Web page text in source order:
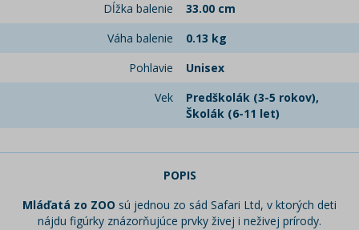
Dĺžka balenie
33.00 cm
Váha balenie
0.13 kg
Pohlavie
Unisex
Vek
Predškolák (3-5 rokov),
Školák (6-11 let)
POPIS
Mláďatá zo ZOO sú jednou zo sád Safari Ltd, v ktorých deti
nájdu figúrky znázorňujúce prvky živej i neživej prírody.